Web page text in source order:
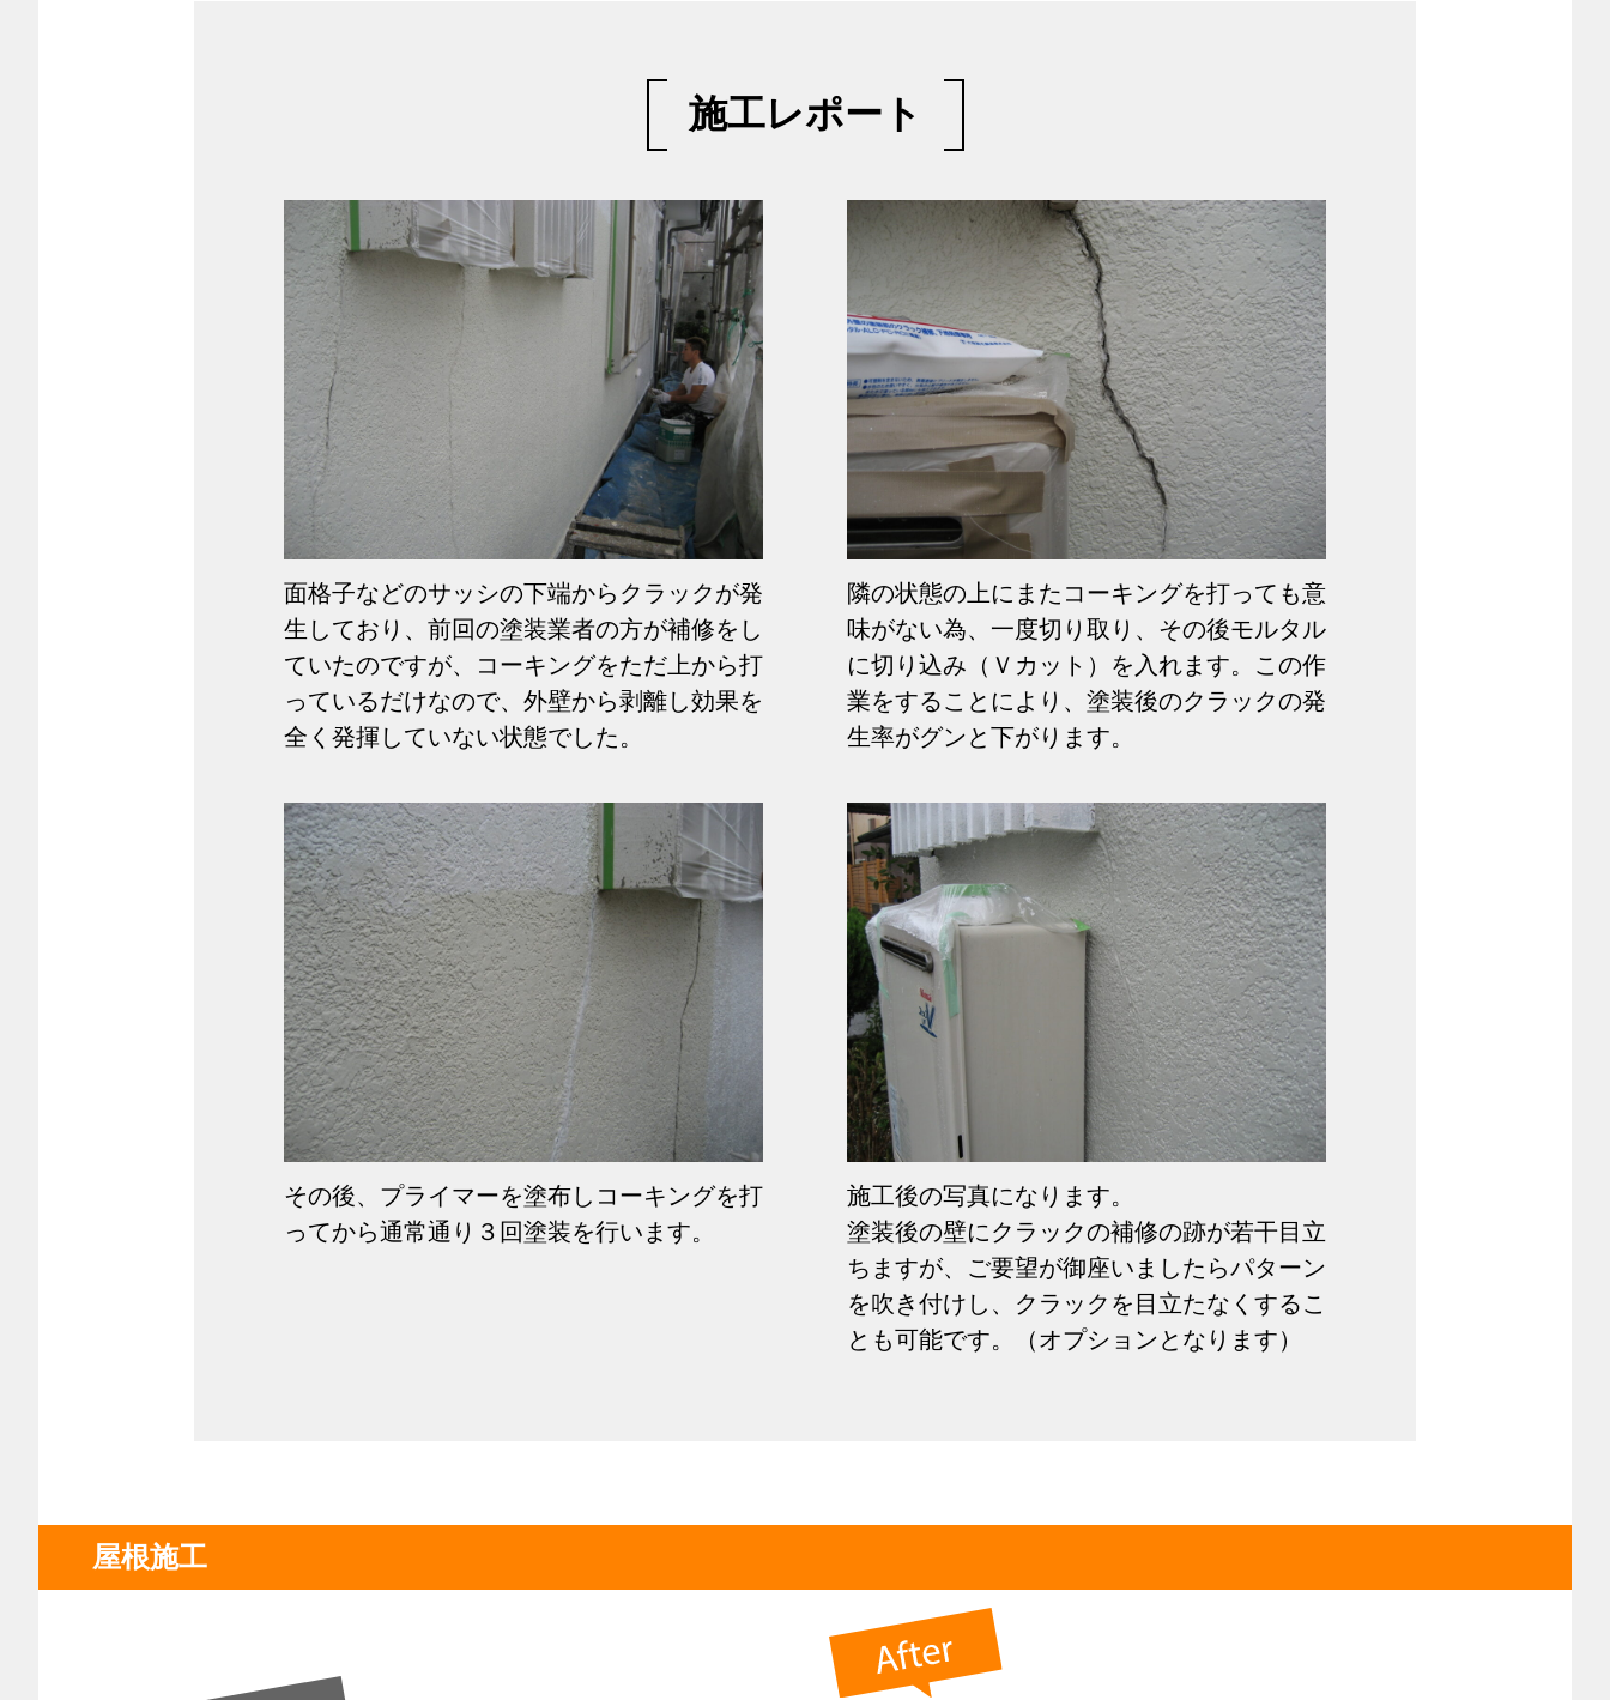
施工レポート
面格子などのサッシの下端からクラックが発
生しており、前回の塗装業者の方が補修をし
ていたのですが、コーキングをただ上から打
っているだけなので、外壁から剥離し効果を
全く発揮していない状態でした。
隣の状態の上にまたコーキングを打っても意
味がない為、一度切り取り、その後モルタル
に切り込み（Ｖカット）を入れます。この作
業をすることにより、塗装後のクラックの発
生率がグンと下がります。
その後、プライマーを塗布しコーキングを打
ってから通常通り３回塗装を行います。
施工後の写真になります。
塗装後の壁にクラックの補修の跡が若干目立
ちますが、ご要望が御座いましたらパターン
を吹き付けし、クラックを目立たなくするこ
とも可能です。（オプションとなります）
屋根施工